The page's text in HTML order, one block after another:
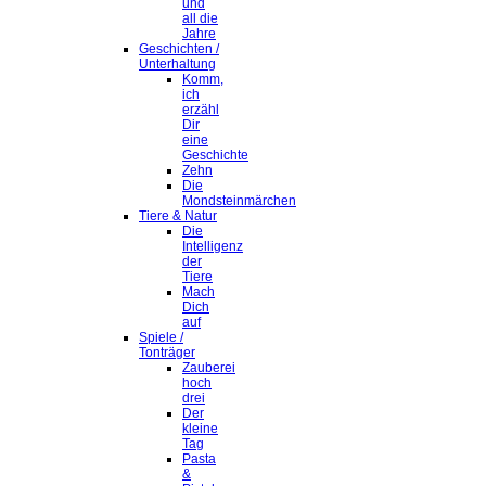
und
all die
Jahre
Geschichten /
Unterhaltung
Komm,
ich
erzähl
Dir
eine
Geschichte
Zehn
Die
Mondsteinmärchen
Tiere & Natur
Die
Intelligenz
der
Tiere
Mach
Dich
auf
Spiele /
Tonträger
Zauberei
hoch
drei
Der
kleine
Tag
Pasta
&